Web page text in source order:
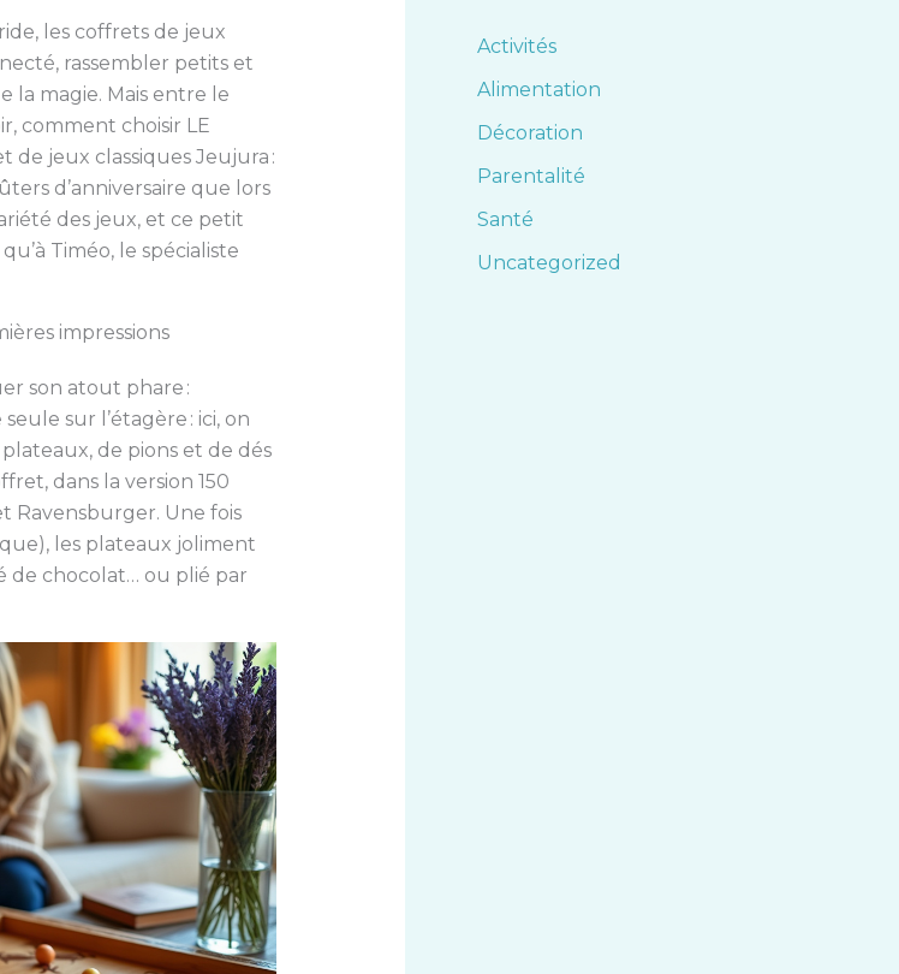
les coffrets de jeux
rassembler petits et
la magie. Mais entre le
comment choisir LE
jeux classiques Jeujura :
d’anniversaire que lors
des jeux, et ce petit
Timéo, le spécialiste
impressions
son atout phare :
sur l’étagère : ici, on
de pions et de dés
dans la version 150
Ravensburger. Une fois
les plateaux joliment
de chocolat… ou plié par
Activités
Alimentation
Décoration
Parentalité
Santé
Uncategorized